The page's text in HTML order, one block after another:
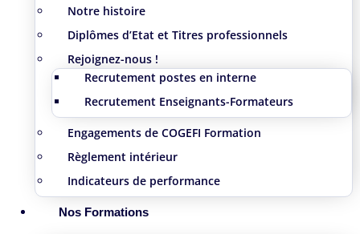
Notre histoire
Diplômes d’Etat et Titres professionnels
Rejoignez-nous !
Recrutement postes en interne
Recrutement Enseignants-Formateurs
Engagements de COGEFI Formation
Règlement intérieur
Indicateurs de performance
Nos Formations